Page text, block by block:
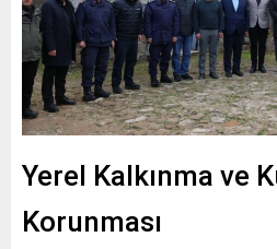
Yerel Kalkınma ve
Korunması